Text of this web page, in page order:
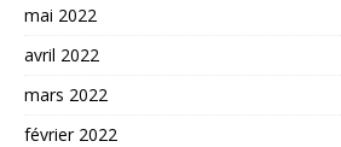
mai 2022
avril 2022
mars 2022
février 2022